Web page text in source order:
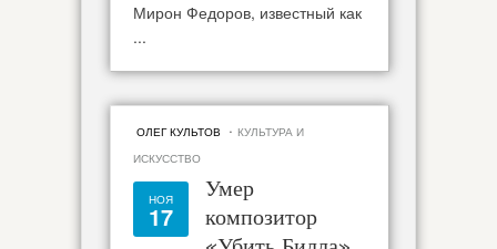
Мирон Федоров, известный как
...
ОЛЕГ КУЛЬТОВ · КУЛЬТУРА И
ИСКУССТВО
НОЯ
17
Умер
композитор